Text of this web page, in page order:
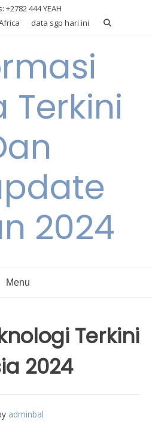
+2782 444 YEAH
data sgp hari ini
Terkini
2024
Menu
Terkini
2024
adminbal